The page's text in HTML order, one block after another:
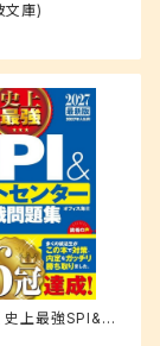
文庫)
上最強SPI&テ
実戦問題集